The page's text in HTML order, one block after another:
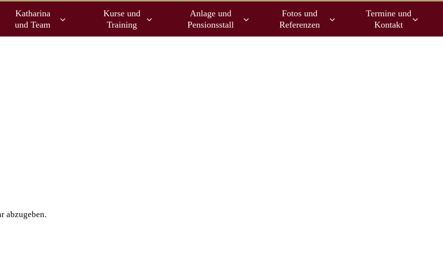
Katharina
und Team
Kurse und
Training
Anlage und
Pensionsstall
Fotos und
Referenzen
Termine und
Kontakt
abzugeben.